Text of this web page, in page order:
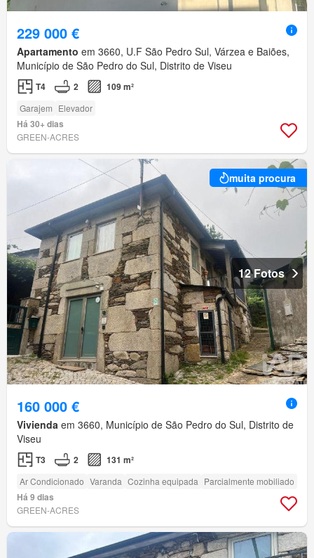
229 000 €
Apartamento em 3660, U.F São Pedro Sul, Várzea e Baiões,
Município de São Pedro do Sul, Distrito de Viseu
T4 2 109 m²
Garajem Elevador
Há 30+ dias
GREEN-ACRES
muita procura
12 Fotos
160 000 €
Vivienda em 3660, Município de São Pedro do Sul, Distrito de
Viseu
T3 2 131 m²
Ar Condicionado Varanda Cozinha equipada Parcialmente mobiliado
Há 9 dias
GREEN-ACRES